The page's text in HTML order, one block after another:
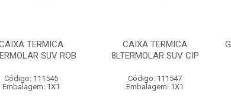
TERMICA
SUV ROB
Código: 111545
Embalagem: 1X1
CAIXA TERMICA
8LTERMOLAR SUV CIP
Código: 111547
Embalagem: 1X1